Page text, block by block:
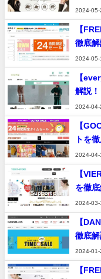
2024-05-
【
徹底解
2024-05-
【
解説！
2024-04-
【
トを
2024-04-
【
を徹底
2024-03-
【
徹底解
2024-01-
【